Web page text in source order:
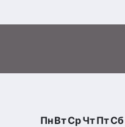
ПнВтСрЧтПтСб